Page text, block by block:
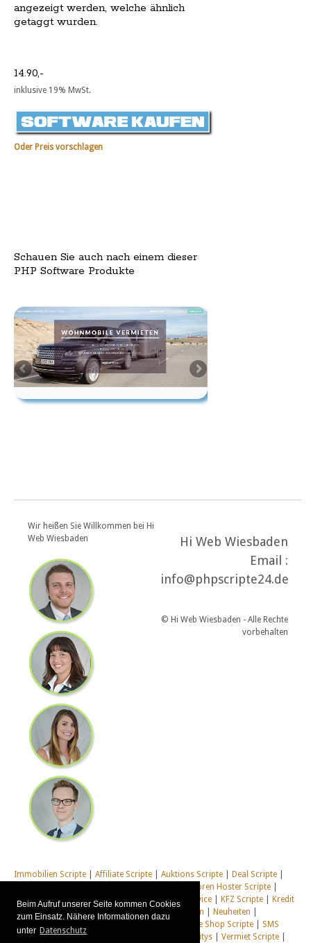
Beim Aufruf unserer Seite kommen Cookies
zum Einsatz. Nähere Informationen dazu
unter Datenschutz
angezeigt werden, welche ähnlich
getaggt wurden.
14.90,-
inklusive 19% MwSt.
Oder Preis vorschlagen
Schauen Sie auch nach einem dieser
PHP Software Produkte
Wir heißen Sie Willkommen bei Hi
Web Wiesbaden
Hi Web Wiesbaden
Email :
info@phpscripte24.de
© Hi Web Wiesbaden - Alle Rechte
vorbehalten
Immobilien Scripte Affiliate Scripte Auktions Scripte Deal Scripte
Foren Hoster Scripte
Homepage Generator Scripte
Installations Service KFZ Scripte
Kredit
Scripte| Management Scripte| Multi Web System Neuheiten
Shop & Live Shop Scripte
SMS
Scripte|Social Communitys Tausch Communitys Vermiet Scripte